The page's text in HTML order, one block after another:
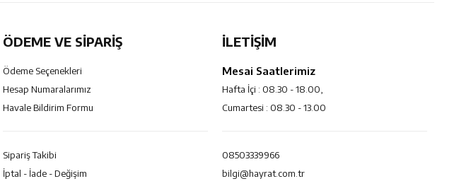
ÖDEME VE SİPARİŞ
Ödeme Seçenekleri
Hesap Numaralarımız
Havale Bildirim Formu
Sipariş Takibi
İptal - İade - Değişim
İLETİŞİM
Mesai Saatlerimiz
Hafta İçi : 08.30 - 18.00,
Cumartesi : 08.30 - 13.00
08503339966
bilgi@hayrat.com.tr